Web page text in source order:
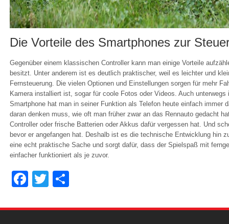
Die Vorteile des Smartphones zur
Gegenüber einem klassischen Controller kann man einige Vorteile
besitzt. Unter anderem ist es deutlich praktischer, weil es leichter und
Fernsteuerung. Die vielen Optionen und Einstellungen sorgen für mehr
Kamera installiert ist, sogar für coole Fotos oder Videos. Auch
Smartphone hat man in seiner Funktion als Telefon heute einfach immer
daran denken muss, wie oft man früher zwar an das Rennauto gedacht
Controller oder frische Batterien oder Akkus dafür vergessen hat. Und
bevor er angefangen hat. Deshalb ist es die technische Entwicklung hin
eine echt praktische Sache und sorgt dafür, dass der Spielspaß mit
einfacher funktioniert als je zuvor.
Facebook
Twitter